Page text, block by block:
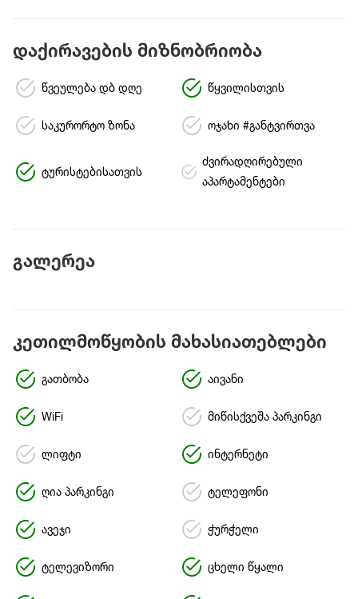
დაქირავების მიზნობრიობა
წვეულება დბ დღე წყვილისთვის
საკურორტო ზონა ოჯახი #განტვირთვა
ტურისტებისათვის
ძვირადღირებული
აპარტამენტები
გალერეა
კეთილმოწყობის მახასიათებლები
გათბობა აივანი
WiFi მიწისქვეშა პარკინგი
ლიფტი ინტერნეტი
ღია პარკინგი ტელეფონი
ავეჯი ჭურჭელი
ტელევიზორი ცხელი წყალი